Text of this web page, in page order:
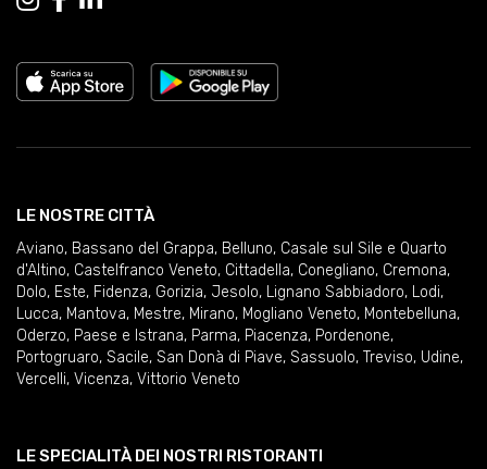
LE NOSTRE CITTÀ
Aviano, Bassano del Grappa, Belluno, Casale sul Sile e Quarto
d'Altino, Castelfranco Veneto, Cittadella, Conegliano, Cremona,
Dolo, Este, Fidenza, Gorizia, Jesolo, Lignano Sabbiadoro, Lodi,
Lucca, Mantova, Mestre, Mirano, Mogliano Veneto, Montebelluna,
Oderzo, Paese e Istrana, Parma, Piacenza, Pordenone,
Portogruaro, Sacile, San Donà di Piave, Sassuolo, Treviso, Udine,
Vercelli, Vicenza, Vittorio Veneto
LE SPECIALITÀ DEI NOSTRI RISTORANTI